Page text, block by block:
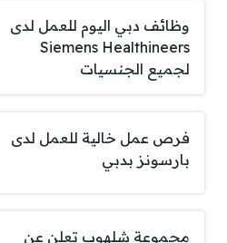
وظائف دبي اليوم للعمل لدى
Siemens Healthineers
لجميع الجنسيات
فرص عمل خالية للعمل لدى
بارسونز بدبي
مجموعة شلهوب تعلن عن